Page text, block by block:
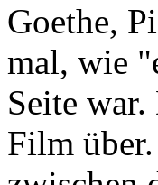
Goethe,
mal, wie
Seite
Film